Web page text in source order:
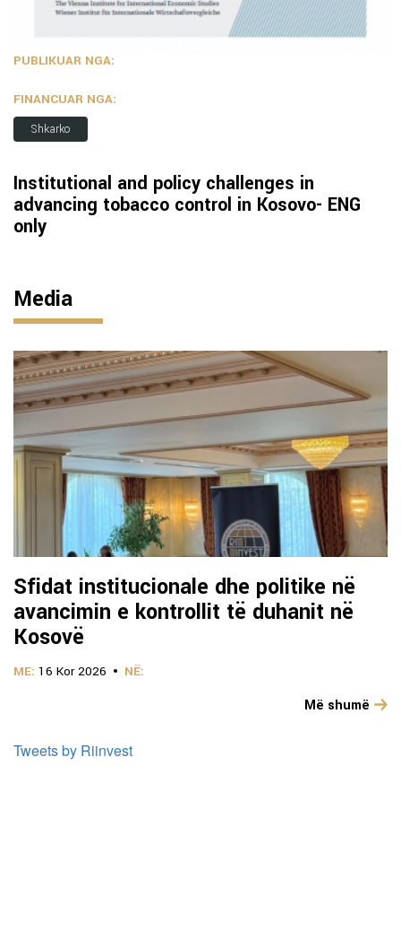
PUBLIKUAR NGA:
FINANCUAR NGA:
Shkarko
Institutional and policy challenges in
advancing tobacco control in Kosovo- ENG
only
Media
Sfidat institucionale dhe politike në
avancimin e kontrollit të duhanit në
Kosovë
ME: 16 Kor 2026 NË:
Më shumë
Tweets by Riinvest